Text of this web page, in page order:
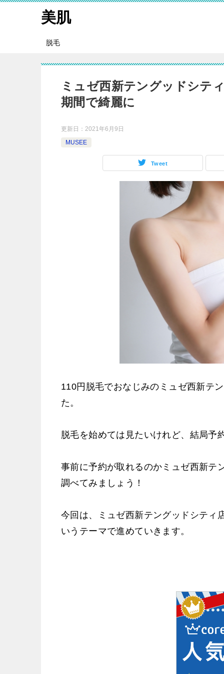
美肌
脱毛
ミュゼ西新テングッドシテ
期間で綺麗に
更新日： 2021年6月9日
MUSEE
Tweet
110円脱毛でおなじみのミュゼ西新テ
た。
脱毛を始めては見たいけれど、結局予
事前に予約が取れるのかミュゼ西新
調べてみましょう！
今回は、ミュゼ西新テングッドシティ
いうテーマで進めていきます。